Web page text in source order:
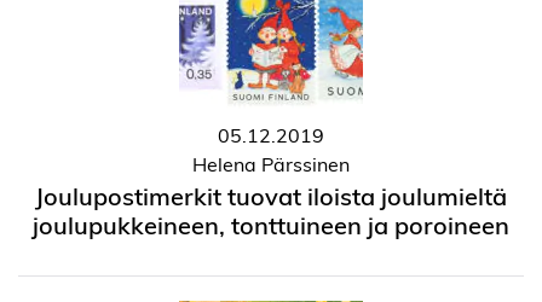
05.12.2019
Helena Pärssinen
Joulupostimerkit tuovat iloista joulumieltä
joulupukkeineen, tonttuineen ja poroineen